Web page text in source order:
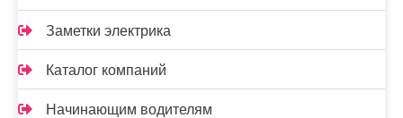
Заметки электрика
Каталог компаний
Начинающим водителям